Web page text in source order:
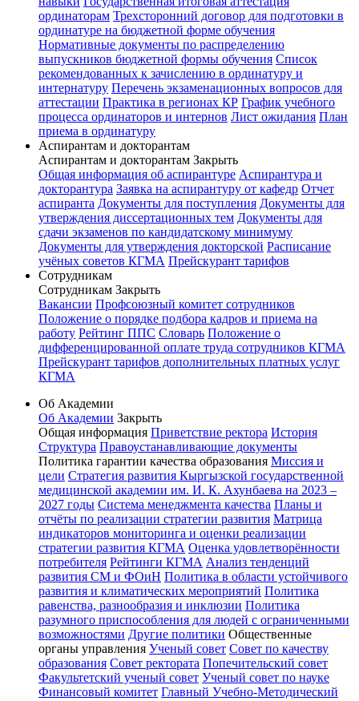
ординаторам Трехсторонний договор для подготовки в
ординатуре на бюджетной форме обучения
Нормативные документы по распределению
выпускников бюджетной формы обучения Список
рекомендованных к зачислению в ординатуру и
интернатуру Перечень экзаменационных вопросов для
аттестации Практика в регионах КР График учебного
процесса ординаторов и интернов Лист ожидания План
приема в ординатуру
Аспирантам и докторантам
Аспирантам и докторантам Закрыть
Общая информация об аспирантуре Аспирантура и
докторантура Заявка на аспирантуру от кафедр Отчет
аспиранта Документы для поступления Документы для
утверждения диссертационных тем Документы для
сдачи экзаменов по кандидатскому минимуму
Документы для утверждения докторской Расписание
учёных советов КГМА Прейскурант тарифов
Сотрудникам
Сотрудникам Закрыть
Вакансии Профсоюзный комитет сотрудников
Положение о порядке подбора кадров и приема на
работу Рейтинг ППС Словарь Положение о
дифференцированной оплате труда сотрудников КГМА
Прейскурант тарифов дополнительных платных услуг
КГМА
Об Академии
Об Академии Закрыть
Общая информация Приветствие ректора История
Структура Правоустанавливающие документы
Политика гарантии качества образования Миссия и
цели Стратегия развития Кыргызской государственной
медицинской академии им. И. К. Ахунбаева на 2023 –
2027 годы Система менеджмента качества Планы и
отчёты по реализации стратегии развития Матрица
индикаторов мониторинга и оценки реализации
стратегии развития КГМА Оценка удовлетворённости
потребителя Рейтинги КГМА Анализ тенденций
развития СМ и ФОиН Политика в области устойчивого
развития и климатических мероприятий Политика
равенства, разнообразия и инклюзии Политика
разумного приспособления для людей с ограниченными
возможностями Другие политики Общественные
органы управления Ученый совет Совет по качеству
образования Совет ректората Попечительский совет
Факультетский ученый совет Ученый совет по науке
Финансовый комитет Главный Учебно-Методический